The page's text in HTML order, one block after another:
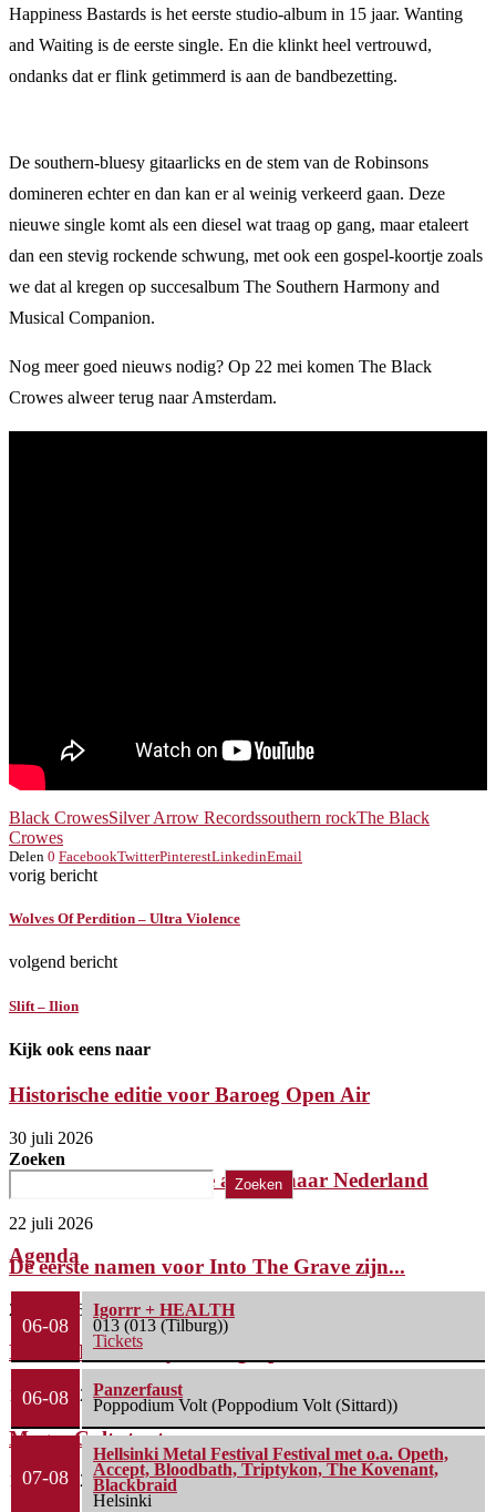
Happiness Bastards is het eerste studio-album in 15 jaar. Wanting
and Waiting is de eerste single. En die klinkt heel vertrouwd,
ondanks dat er flink getimmerd is aan de bandbezetting.
De southern-bluesy gitaarlicks en de stem van de Robinsons
domineren echter en dan kan er al weinig verkeerd gaan. Deze
nieuwe single komt als een diesel wat traag op gang, maar etaleert
dan een stevig rockende schwung, met ook een gospel-koortje zoals
we dat al kregen op succesalbum The Southern Harmony and
Musical Companion.
Nog meer goed nieuws nodig? Op 22 mei komen The Black
Crowes alweer terug naar Amsterdam.
Black CrowesSilver Arrow Recordssouthern rockThe Black
Crowes
Delen 0 FacebookTwitterPinterestLinkedinEmail
vorig bericht
Wolves Of Perdition – Ultra Violence
volgend bericht
Slift – Ilion
Kijk ook eens naar
Historische editie voor Baroeg Open Air
30 juli 2026
Killer komt met laatste album naar Nederland
22 juli 2026
De eerste namen voor Into The Grave zijn...
2 juli 2026
FleXanT – Bloody Photographer
19 juni 2026
MagnaCult stopt
13 juni 2026
Zoeken
Zoeken
Agenda
06-08
Igorrr + HEALTH
013 (013 (Tilburg))
Tickets
06-08
Panzerfaust
Poppodium Volt (Poppodium Volt (Sittard))
07-08
Hellsinki Metal Festival Festival met o.a. Opeth,
Accept, Bloodbath, Triptykon, The Kovenant,
Blackbraid
Helsinki